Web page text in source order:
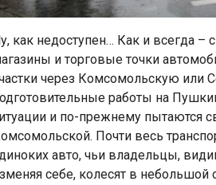
как недоступен… Как и всегда
и торговые точки
через Комсомольскую или
работы на
и по-прежнему пытаются
Почти весь
авто, чьи владельцы,
себе, колесят в